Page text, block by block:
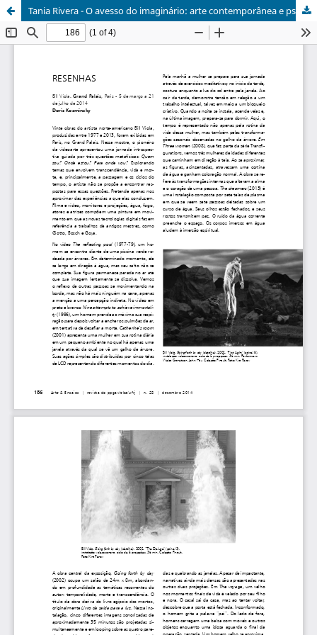
Tania Rivera - O avesso do imaginário: arte contemporânea e psicanálise